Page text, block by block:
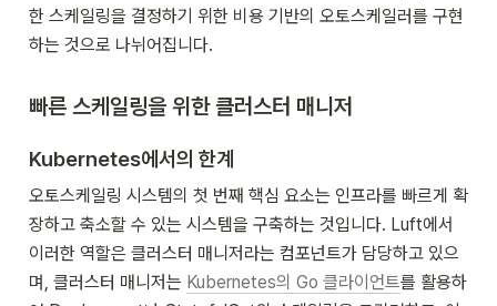
한 스케일링을 결정하기 위한 비용 기반의 오토스케일러를 구현
하는 것으로 나뉘어집니다.
빠른 스케일링을 위한 클러스터 매니저
Kubernetes에서의 한계
오토스케일링 시스템의 첫 번째 핵심 요소는 인프라를 빠르게 확
장하고 축소할 수 있는 시스템을 구축하는 것입니다. Luft에서
이러한 역할은 클러스터 매니저라는 컴포넌트가 담당하고 있으
며, 클러스터 매니저는 Kubernetes의 Go 클라이언트를 활용하